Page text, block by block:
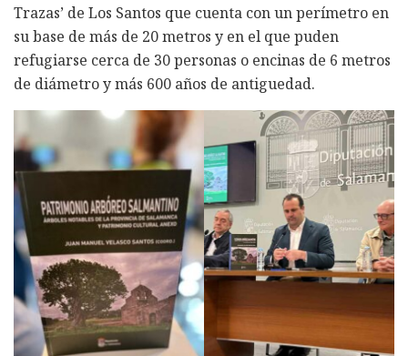
Trazas’ de Los Santos que cuenta con un perímetro en
su base de más de 20 metros y en el que puden
refugiarse cerca de 30 personas o encinas de 6 metros
de diámetro y más 600 años de antiguedad.